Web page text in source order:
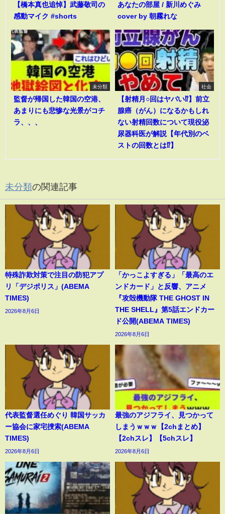
【橋本真也追悼】武藤敬司の
感動マイク #shorts
あなたの部屋 / 新川めぐみ
cover by 朝霧れな
未分類
監督が帰国した韓国の空港、
あまりにも悲惨な光景がコチ
ラ、、、
社会
【射精月○回はヤバい⁉︎】前立
腺癌（がん）になるかもしれ
ない射精回数について現役泌
尿器科医が解説【年代別のベ
ストの回数とは⁉︎】
未分類の関連記事
特殊詐欺対策で注目の防犯アプ
リ「デジポリス」(ABEMA
TIMES)
2026年8月6日
「かっこよすぎる」「最高のエ
ンドカード」と反響、アニメ
『攻殻機動隊 THE GHOST IN
THE SHELL』第5話エンドカー
ド公開(ABEMA TIMES)
2026年8月6日
代表監督選任めぐり 韓国サッカ
ー協会に家宅捜索(ABEMA
TIMES)
2026年8月6日
最強のアジフライ、見つかって
しまうｗｗｗ【2chまとめ】
【2chスレ】【5chスレ】
2026年8月6日